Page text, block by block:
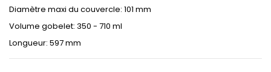
Diamètre maxi du couvercle: 101 mm
Volume gobelet: 350 - 710 ml
Longueur: 597 mm